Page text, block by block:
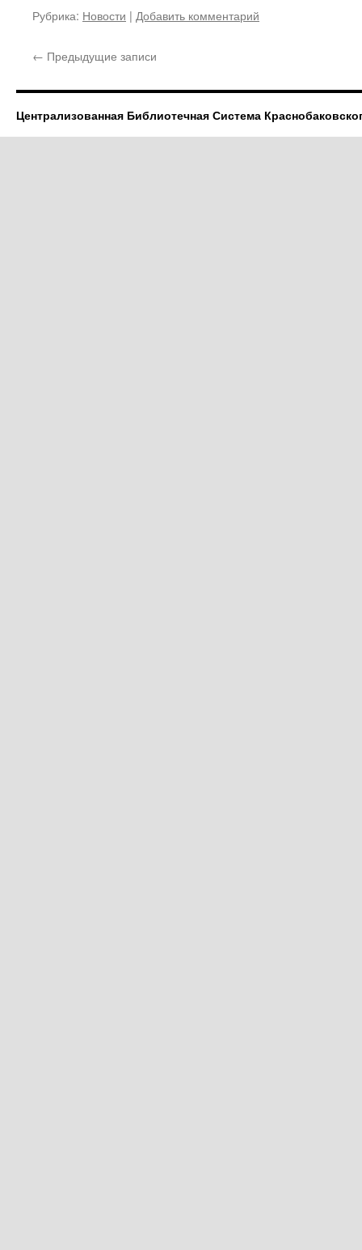
Рубрика: Новости | Добавить комментарий
← Предыдущие записи
Централизованная Библиотечная Система